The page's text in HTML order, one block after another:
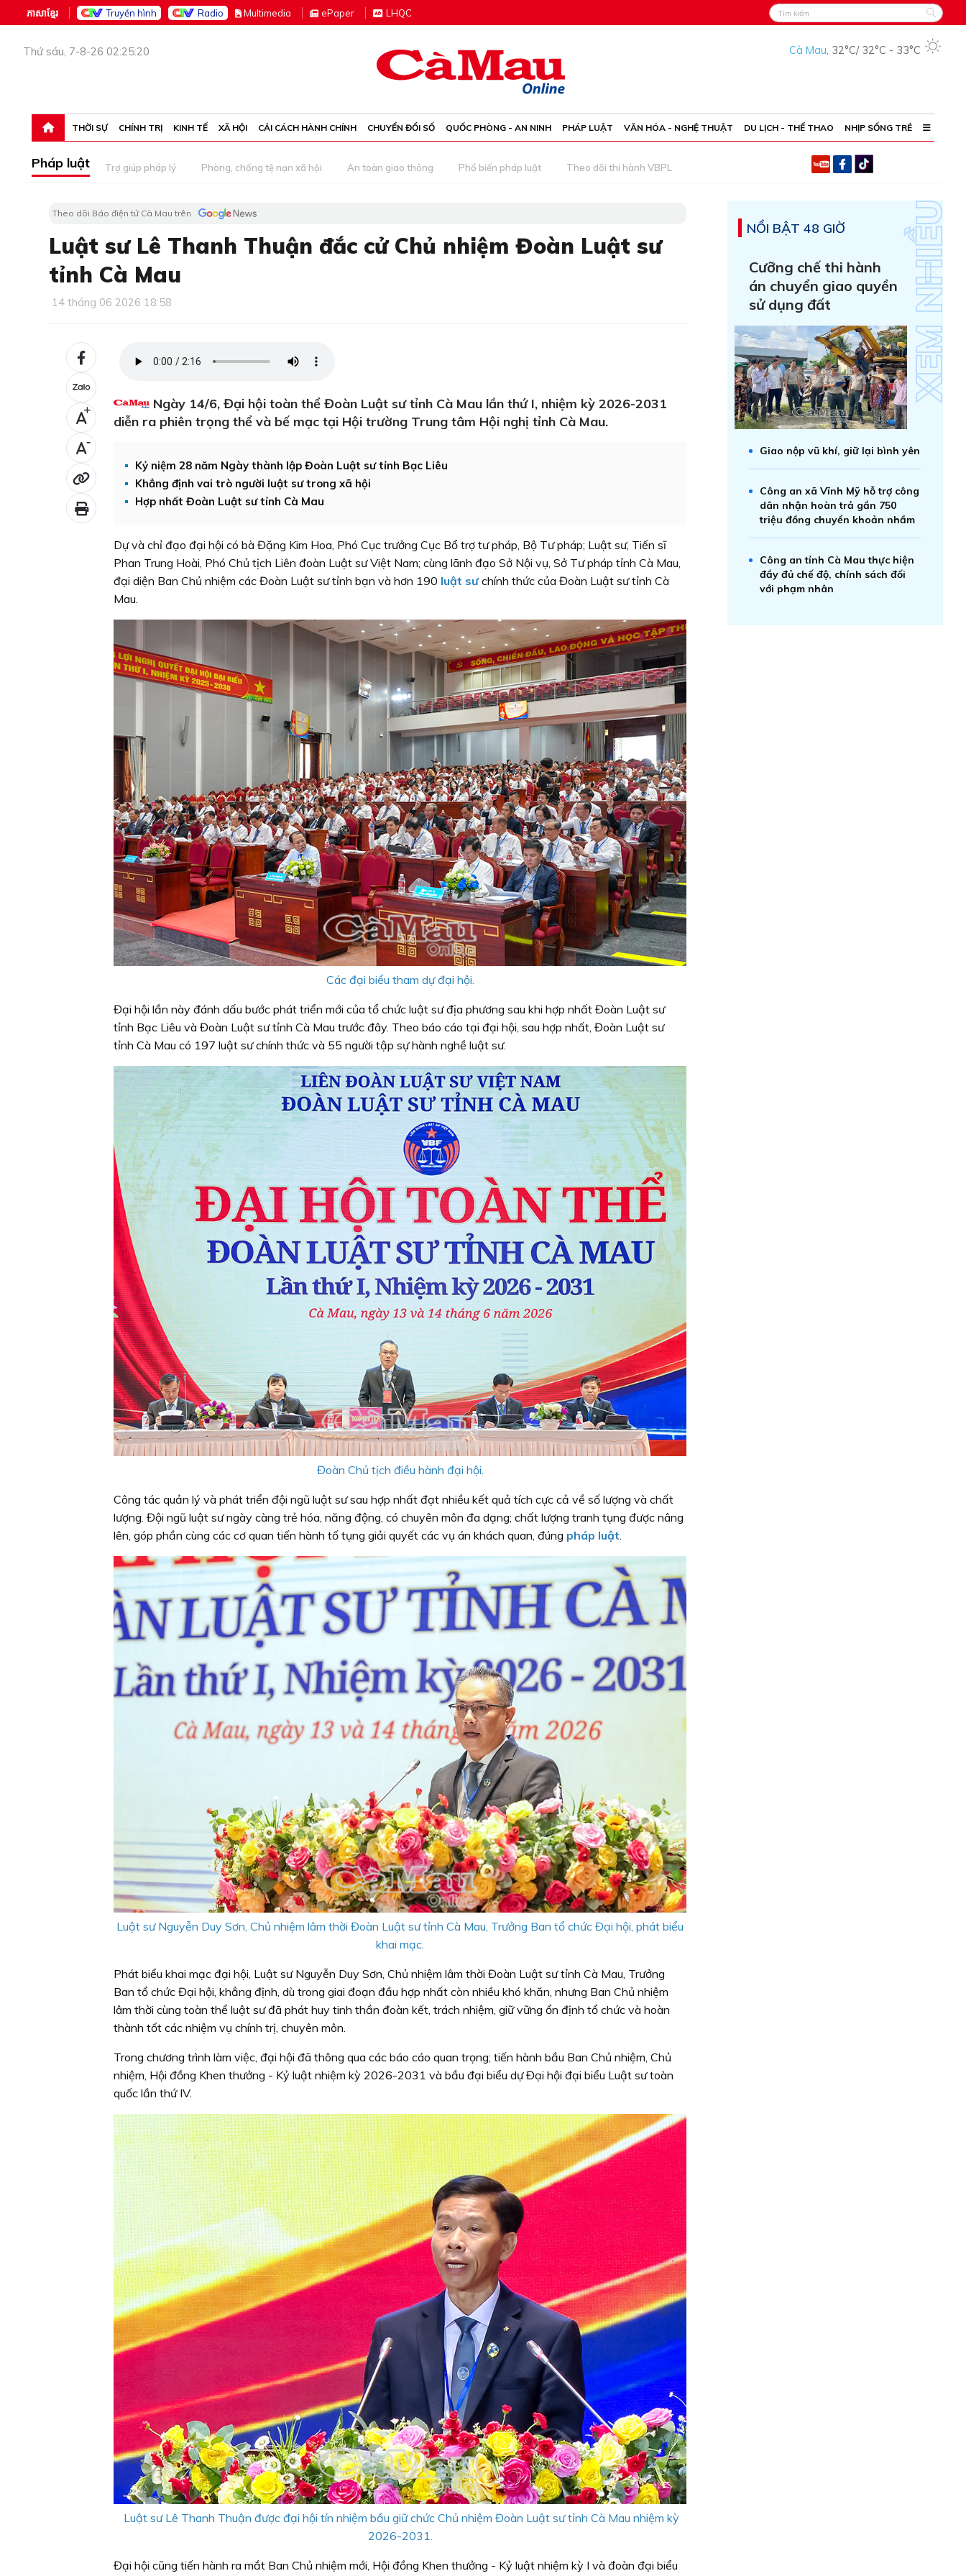
ភាសាខ្មែរ Truyền hình Radio Multimedia ePaper LHQC
Thứ sáu, 7-8-26 02:25:20 Cà Mau, 32°C/ 32°C - 33°C
THỜI SỰ CHÍNH TRỊ KINH TẾ XÃ HỘI CẢI CÁCH HÀNH CHÍNH CHUYỂN ĐỔI SỐ QUỐC PHÒNG - AN NINH PHÁP LUẬT VĂN HÓA - NGHỆ THUẬT DU LỊCH - THỂ THAO NHỊP SỐNG TRẺ
Pháp luật Trợ giúp pháp lý Phòng, chống tệ nạn xã hội An toàn giao thông Phổ biến pháp luật Theo dõi thi hành VBPL
Theo dõi Báo điện tử Cà Mau trên
Luật sư Lê Thanh Thuận đắc cử Chủ nhiệm Đoàn Luật sư
tỉnh Cà Mau
14 tháng 06 2026 18:58
+
-
Ngày 14/6, Đại hội toàn thể Đoàn Luật sư tỉnh Cà Mau lần thứ I, nhiệm kỳ 2026-2031
diễn ra phiên trọng thể và bế mạc tại Hội trường Trung tâm Hội nghị tỉnh Cà Mau.
Kỷ niệm 28 năm Ngày thành lập Đoàn Luật sư tỉnh Bạc Liêu
Khẳng định vai trò người luật sư trong xã hội
Hợp nhất Đoàn Luật sư tỉnh Cà Mau
Dự và chỉ đạo đại hội có bà Đặng Kim Hoa, Phó Cục trưởng Cục Bổ trợ tư pháp, Bộ Tư pháp; Luật sư, Tiến sĩ
Phan Trung Hoài, Phó Chủ tịch Liên đoàn Luật sư Việt Nam; cùng lãnh đạo Sở Nội vụ, Sở Tư pháp tỉnh Cà Mau,
đại diện Ban Chủ nhiệm các Đoàn Luật sư tỉnh bạn và hơn 190 luật sưchính thức của Đoàn Luật sư tỉnh Cà
Mau.
Các đại biểu tham dự đại hội.
Đại hội lần này đánh dấu bước phát triển mới của tổ chức luật sư địa phương sau khi hợp nhất Đoàn Luật sư
tỉnh Bạc Liêu và Đoàn Luật sư tỉnh Cà Mau trước đây. Theo báo cáo tại đại hội, sau hợp nhất, Đoàn Luật sư
tỉnh Cà Mau có 197 luật sư chính thức và 55 người tập sự hành nghề luật sư.
Đoàn Chủ tịch điều hành đại hội.
Công tác quản lý và phát triển đội ngũ luật sư sau hợp nhất đạt nhiều kết quả tích cực cả về số lượng và chất
lượng. Đội ngũ luật sư ngày càng trẻ hóa, năng động, có chuyên môn đa dạng; chất lượng tranh tụng được nâng
lên, góp phần cùng các cơ quan tiến hành tố tụng giải quyết các vụ án khách quan, đúng pháp luật
Luật sư Nguyễn Duy Sơn, Chủ nhiệm lâm thời Đoàn Luật sư tỉnh Cà Mau, Trưởng Ban tổ chức Đại hội, phát biểu
khai mạc.
Phát biểu khai mạc đại hội, Luật sư Nguyễn Duy Sơn, Chủ nhiệm lâm thời Đoàn Luật sư tỉnh Cà Mau, Trưởng
Ban tổ chức Đại hội, khẳng định, dù trong giai đoạn đầu hợp nhất còn nhiều khó khăn, nhưng Ban Chủ nhiệm
lâm thời cùng toàn thể luật sư đã phát huy tinh thần đoàn kết, trách nhiệm, giữ vững ổn định tổ chức và hoàn
thành tốt các nhiệm vụ chính trị, chuyên môn.
Trong chương trình làm việc, đại hội đã thông qua các báo cáo quan trọng; tiến hành bầu Ban Chủ nhiệm, Chủ
nhiệm, Hội đồng Khen thưởng - Kỷ luật nhiệm kỳ 2026-2031 và bầu đại biểu dự Đại hội đại biểu Luật sư toàn
quốc lần thứ IV.
Luật sư Lê Thanh Thuận được đại hội tín nhiệm bầu giữ chức Chủ nhiệm Đoàn Luật sư tỉnh Cà Mau nhiệm kỳ
2026-2031.
Đại hội cũng tiến hành ra mắt Ban Chủ nhiệm mới, Hội đồng Khen thưởng - Kỷ luật nhiệm kỳ I và đoàn đại biểu
NỔI BẬT 48 GIỜ
Cưỡng chế thi hành
án chuyển giao quyền
sử dụng đất
Giao nộp vũ khí, giữ lại bình yên
Công an xã Vĩnh Mỹ hỗ trợ công
dân nhận hoàn trả gần 750
triệu đồng chuyển khoản nhầm
Công an tỉnh Cà Mau thực hiện
đầy đủ chế độ, chính sách đối
với phạm nhân